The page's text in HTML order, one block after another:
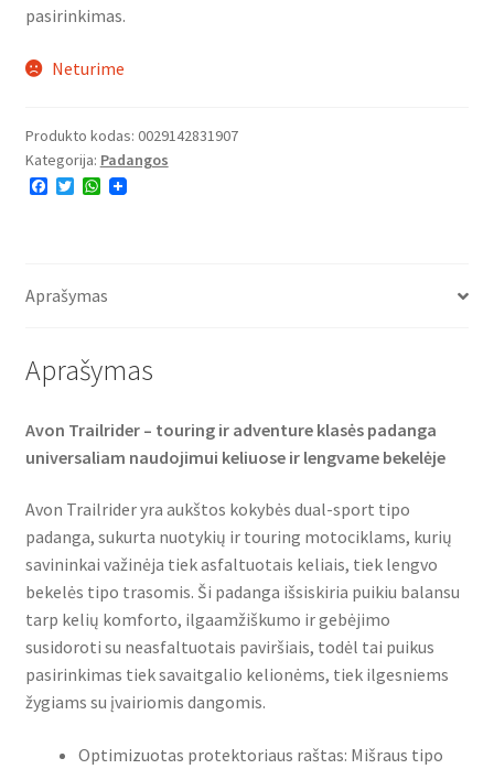
pasirinkimas.
Neturime
Produkto kodas: 0029142831907
Kategorija: Padangos
F
o
T
r
W
p
Aprašymas
Aprašymas
Avon Trailrider – touring ir adventure klasės padanga
universaliam naudojimui keliuose ir lengvame bekelėje
Avon Trailrider yra aukštos kokybės dual-sport tipo
padanga, sukurta nuotykių ir touring motociklams, kurių
savininkai važinėja tiek asfaltuotais keliais, tiek lengvo
bekelės tipo trasomis. Ši padanga išsiskiria puikiu balansu
tarp kelių komforto, ilgaamžiškumo ir gebėjimo
susidoroti su neasfaltuotais paviršiais, todėl tai puikus
pasirinkimas tiek savaitgalio kelionėms, tiek ilgesniems
žygiams su įvairiomis dangomis.
Optimizuotas protektoriaus raštas: Mišraus tipo